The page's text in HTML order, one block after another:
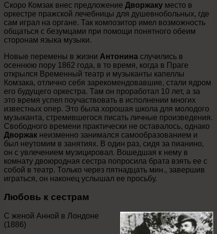
Скоро Комзак внес предложение Дворжаку место в
оркестре пражской лечебницы для душевнобольных, где
сам играл на органе. Так композитор имел возможность
общаться с безумцами при помощи понятного обеим
сторонам языка музыки.
Новые перемены в жизни Антонина случились в
осеннюю пору 1862 года, в то время, когда в Праге
открылся Временный театр и музыканты капеллы
Комзака, отлично себя зарекомендовавшие, стали ядром
его будущего оркестра. Там он проработал 10 лет, а за
это время успел поучаствовать в исполнении многих
известных опер. Это была хорошая школа для молодого
музыканта, стремившегося писать личные произведения.
Свободного времени практически не оставалось, однако
Дворжак неизменно занимался самообразованием и
был неутомим в занятиях. В один раз, сидя за пианино,
он с увлечением музицировал. Вошедшая к нему в
комнату двоюродная сестра попросила брата взять ее с
собой в театр. Только через пятнадцать мин., завершив
играться, он наконец услышал ее просьбу.
Любовь к сестрам
C женой Анной в Лондоне
(1886)